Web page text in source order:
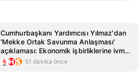
Cumhurbaşkanı Yardımcısı Yılmaz'dan
'Mekke Ortak Savunma Anlaşması'
açıklaması: Ekonomik işbirliklerine ivme
kazandırmasını bekliyoruz
51 dakika önce